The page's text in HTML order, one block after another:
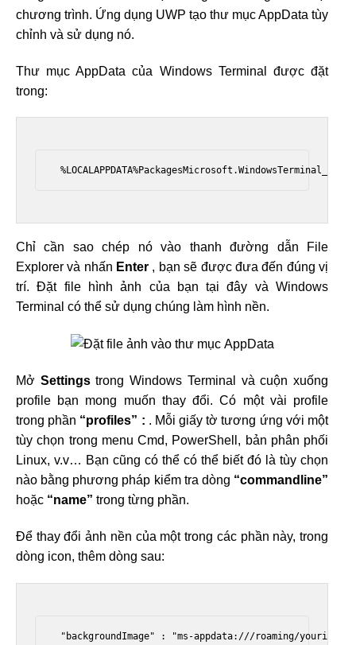
chương trình. Ứng dụng UWP tạo thư mục AppData tùy
chỉnh và sử dụng nó.
Thư mục AppData của Windows Terminal được đặt
trong:
Chỉ cần sao chép nó vào thanh đường dẫn File
Explorer và nhấn Enter , bạn sẽ được đưa đến đúng vị
trí. Đặt file hình ảnh của bạn tại đây và Windows
Terminal có thể sử dụng chúng làm hình nền.
Mở Settingstrong Windows Terminal và cuộn xuống
profile bạn mong muốn thay đổi. Có một vài profile
trong phần “profiles” : . Mỗi giấy tờ tương ứng với một
tùy chọn trong menu Cmd, PowerShell, bản phân phối
Linux, v.v… Bạn cũng có thể có thể biết đó là tùy chọn
nào bằng phương pháp kiểm tra dòng “commandline”
hoặc “name” trong từng phần.
Để thay đổi ảnh nền của một trong các phần này, trong
dòng icon, thêm dòng sau:
"backgroundImage" : "ms-appdata:///roaming/